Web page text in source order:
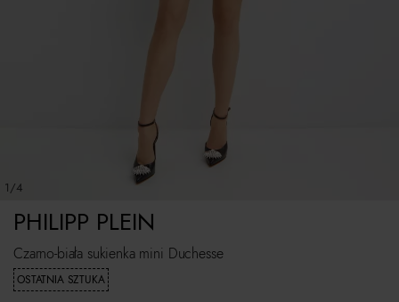
1/4
Czarno-biała sukienka mini Duchesse
OSTATNIA SZTUKA
PHILIPP PLEIN